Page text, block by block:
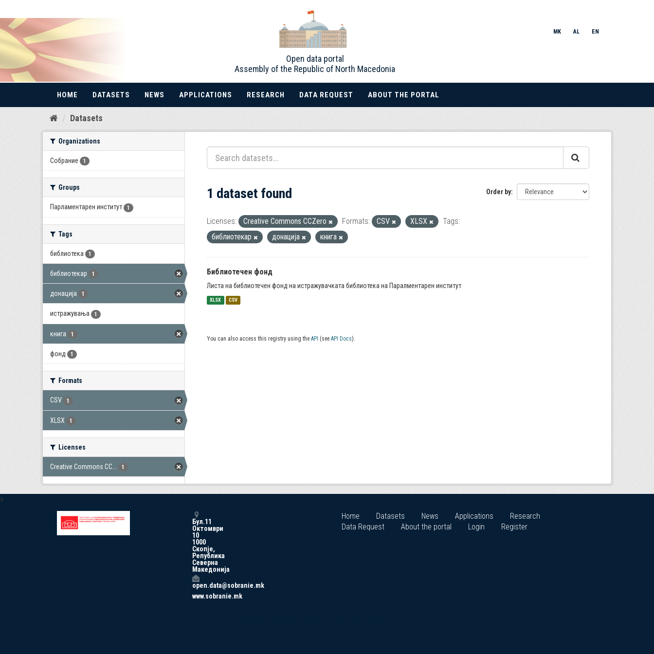
Skip
Open data portal
Assembly of the Republic of North Macedonia
MK AL EN
HOME DATASETS NEWS APPLICATIONS RESEARCH DATA REQUEST ABOUT THE PORTAL
Datasets
Organizations
Собрание 1
Groups
Парламентарен институт 1
Tags
библиотека 1
библиотекар 1
донација 1
истражувања 1
книга 1
фонд 1
Formats
CSV 1
XLSX 1
Licenses
Creative Commons CC... 1
Order by
1 dataset found
Licenses: Creative Commons CCZero Formats: CSV XLSX
Tags:
библиотекар
донација книга
Библиотечен фонд
Листа на библиотечен фонд на истражувачката библиотека на Паралментарен институт
XLSX CSV
You can also access this registry using the API (see API Docs).
a
Бул.11
Октомври
10
1000
Скопје,
Република
Северна
Македонија
open.data@sobranie.mk
www.sobranie.mk
Home Datasets News Applications
Research
Data Request
About the portal Login Register